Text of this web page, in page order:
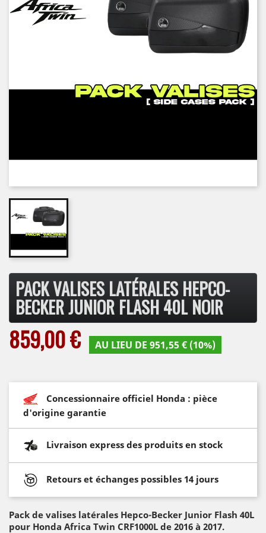
PACK VALISES LATÉRALES HEPCO-
BECKER JUNIOR FLASH 40L NOIR
859,00 € AU LIEU DE 951,55 € (10%)
Concessionnaire officiel Honda : pièce
d'origine garantie
Livraison express des produits en stock
Retours et échanges possibles 14 jours
Pack de valises latérales Hepco-Becker Junior Flash 40L
pour Honda Africa Twin CRF1000L de 2016 à 2017.